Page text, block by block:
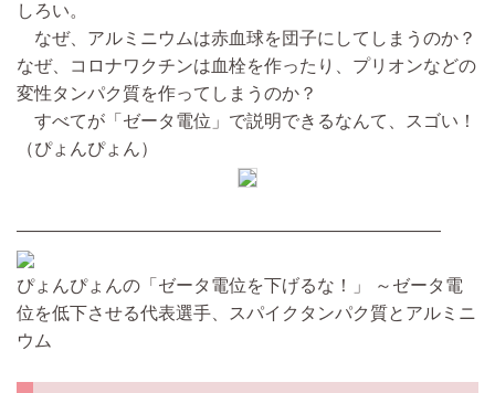
しろい。
なぜ、アルミニウムは赤血球を団子にしてしまうのか？
なぜ、コロナワクチンは血栓を作ったり、プリオンなどの
変性タンパク質を作ってしまうのか？
すべてが「ゼータ電位」で説明できるなんて、スゴい！
（ぴょんぴょん）
————————————————————————
ぴょんぴょんの「ゼータ電位を下げるな！」 ～ゼータ電
位を低下させる代表選手、スパイクタンパク質とアルミニ
ウム